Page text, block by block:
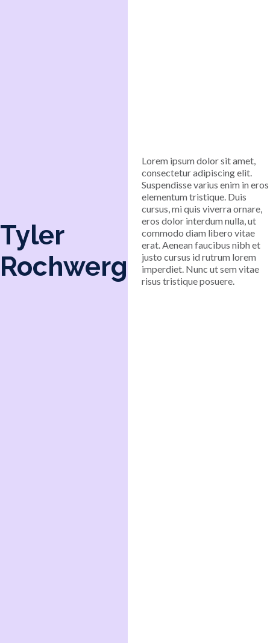
Tyler
Rochwerg
Lorem ipsum dolor sit amet,
consectetur adipiscing elit.
Suspendisse varius enim in eros
elementum tristique. Duis
cursus, mi quis viverra ornare,
eros dolor interdum nulla, ut
commodo diam libero vitae
erat. Aenean faucibus nibh et
justo cursus id rutrum lorem
imperdiet. Nunc ut sem vitae
risus tristique posuere.